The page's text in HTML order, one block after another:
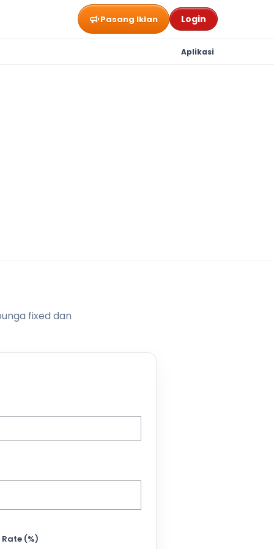
Pasang Iklan Login
Aplikasi
fixed dan
(%)